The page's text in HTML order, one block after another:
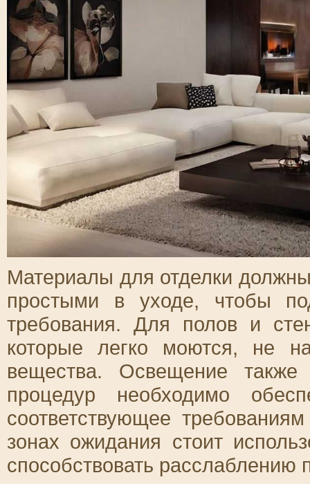
Материалы для отделки
простыми в уходе, чтобы
требования. Для полов и
которые легко моются, не
вещества. Освещение
процедур необходимо
соответствующее
зонах ожидания стоит
способствовать расслаблению